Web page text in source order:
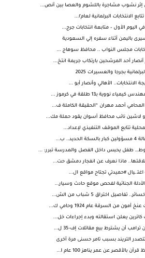
نشوب مشاجرة باللشوم والعصا بين أنص...
الانتخابات البرلمانية لعام٢...
اليوم الأول – متابعة انتخابات جرج...
باليمن أثناء سفره إلي السعودية
مجلس النواب .. محافظ سوهاج ...
أحد المرشحين بارتكاب جريمة انتخ...
بجرجا والعسيرات 2025
الانتخابات.. الأهالي وأنصار أبو ...
نووية بـ13 طلقة في كرموز ...
أحمد مهران “الحقيقة الكاملة ف...
لاشين نائب محافظ أسوان يقود حملة مك...
تتابع الموقف التنفيذي لإعداد...
ب...
طفل يحبس داخل الفصل والمدرسة تبرر: ...
ماذا نعرف عن انفجار دمشق حت...
اغتـ ـيال #حميدتي تجتاح مواقع ال...
الجنائية لفحص موقع حادث وسيار...
من السرقة عام 1924 وحامي ك...
يعلن استقالته وبدء إجراءات خل...
ترامب أن يشترط بيع مقاتلات إف-35 ل...
التريند بسبب تامر حسنى مرة أخرى
بالأقصر عن عمر يناهز 100 عام ا...